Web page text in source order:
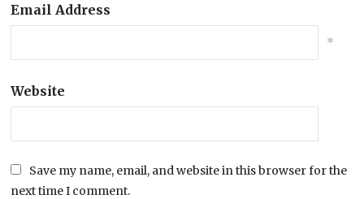
Email Address
*
Website
Save my name, email, and website in this browser for the
next time I comment.